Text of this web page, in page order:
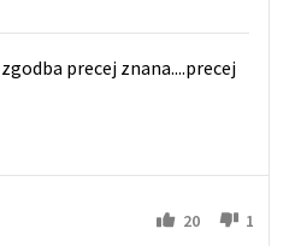
precej znana....precej
20 1